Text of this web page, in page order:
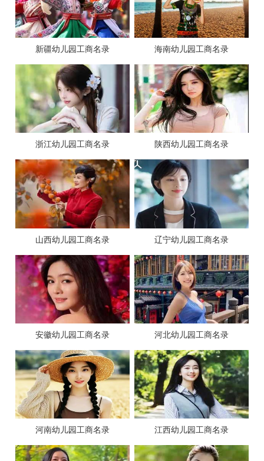
新疆幼儿园工商名录 海南幼儿园工商名录
浙江幼儿园工商名录 陕西幼儿园工商名录
山西幼儿园工商名录 辽宁幼儿园工商名录
安徽幼儿园工商名录 河北幼儿园工商名录
河南幼儿园工商名录 江西幼儿园工商名录